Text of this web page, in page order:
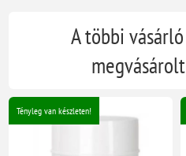
A többi
Tényleg van készleten!